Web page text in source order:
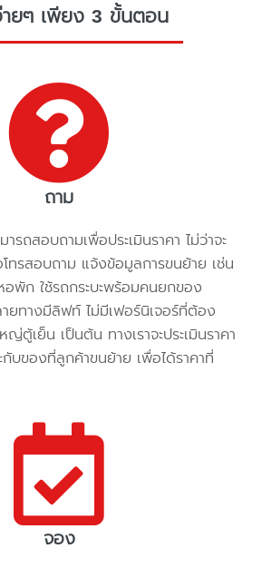
ยๆ เพียง 3 ขั้นตอน
ถาม
ารถสอบถามเพื่อประเมินราคา ไม่ว่าจะ
ทรสอบถาม แจ้งข้อมูลการขนย้าย เช่น
พัก ใช้รถกระบะพร้อมคนยกของ
ยทางมีลิฟท์ ไม่มีเฟอร์นิเจอร์ที่ต้อง
ตู้เย็น เป็นต้น ทางเราจะประเมินราคา
กับของที่ลูกค้าขนย้าย เพื่อได้ราคาที่
จอง